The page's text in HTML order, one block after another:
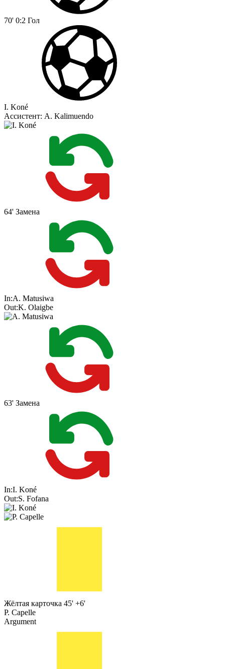
70' 0:2 Гол
I. Koné
Ассистент: A. Kalimuendo
64' Замена
In:A. Matusiwa
Out:K. Olaigbe
63' Замена
In:I. Koné
Out:S. Fofana
Жёлтая карточка 45' +6'
P. Capelle
Argument